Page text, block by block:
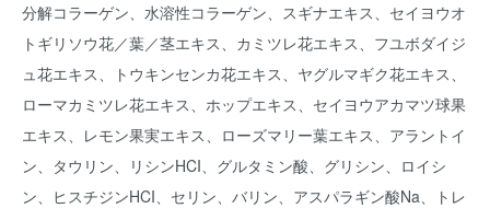
分解コラーゲン、水溶性コラーゲン、スギナエキス、セイヨウオ
トギリソウ花／葉／茎エキス、カミツレ花エキス、フユボダイジ
ュ花エキス、トウキンセンカ花エキス、ヤグルマギク花エキス、
ローマカミツレ花エキス、ホップエキス、セイヨウアカマツ球果
エキス、レモン果実エキス、ローズマリー葉エキス、アラントイ
ン、タウリン、リシンHCI、グルタミン酸、グリシン、ロイシ
ン、ヒスチジンHCI、セリン、バリン、アスパラギン酸Na、トレ